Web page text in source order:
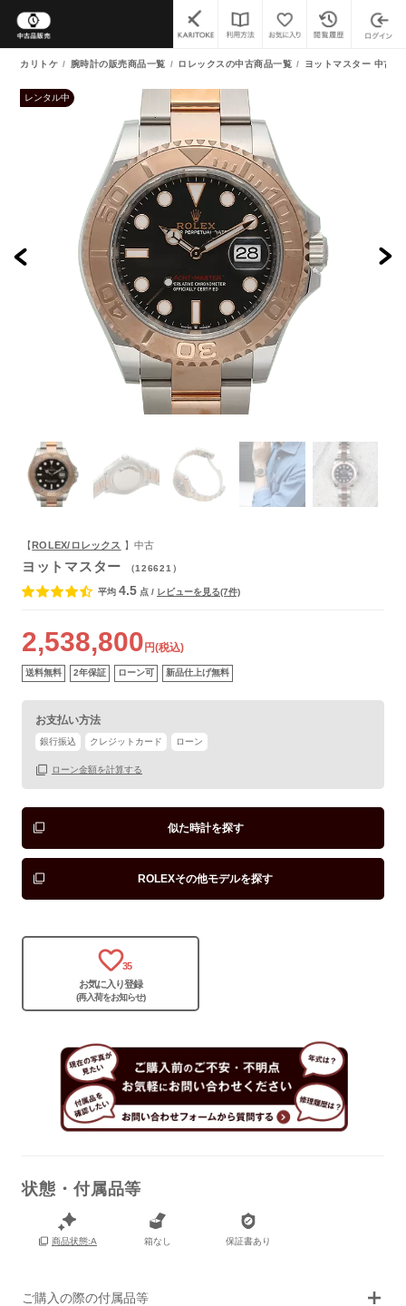
カリトケ 腕時計の販売商品一覧 ロレックスの中古商品一覧 ヨットマスター 中古商
レンタル中
【 ROLEX/ロレックス 】中古
ヨットマスター （126621）
平均 4.5 点 / レビューを見る(7件)
2,538,800 円(税込)
送料無料 2年保証 ローン可 新品仕上げ無料
お支払い方法
銀行振込 クレジットカード ローン
ローン金額を計算する
似た時計を探す
ROLEXその他モデルを探す
35
お気に入り登録
(再入荷をお知らせ)
状態・付属品等
商品状態:A 箱なし 保証書あり
ご購入の際の付属品等
保証書
箱
なし